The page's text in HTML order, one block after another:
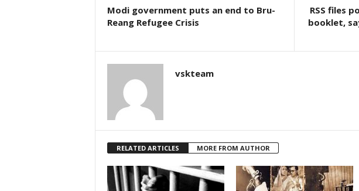
Modi government puts an end to Bru-
Reang Refugee Crisis
RSS files
booklet,
vskteam
RELATED ARTICLES MORE FROM AUTHOR